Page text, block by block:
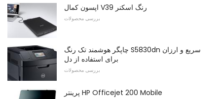
اپسون کمال V39 رنگ اسکنر
بررسی محصولات
چاپگر هوشمند تک رنگ S5830dn سریع و ارزان
برای استفاده از دل
بررسی محصولات
پرینتر HP Officejet 200 Mobile